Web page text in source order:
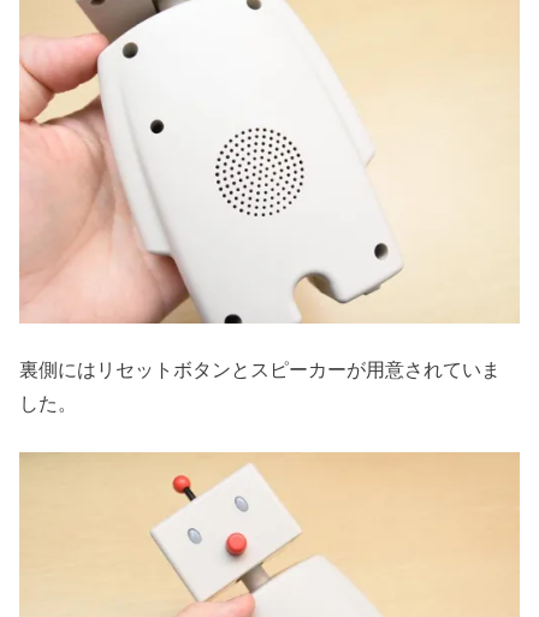
裏側にはリセットボタンとスピーカーが用意されていま
した。